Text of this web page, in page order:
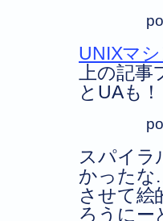
UNIXマ
上の記
とUAも！
スパイラ
かったな
させて絵
ろうにー